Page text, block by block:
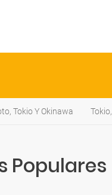
Tokio Y Okinawa
Populares